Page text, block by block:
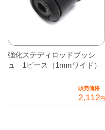
強化ステディロッドブッシ
ュ 1ピース（1mmワイド）
販売価格
2,112円